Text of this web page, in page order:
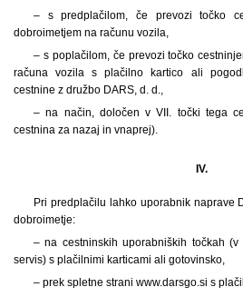
– s predplačilom, če prevozi točko
dobroimetjem na računu vozila,
– s poplačilom, če prevozi točko
računa vozila s plačilno kartico ali
cestnine z družbo DARS, d. d.,
– na način, določen v VII. točki tega
cestnina za nazaj in vnaprej).
IV.
Pri predplačilu lahko uporabnik naprave
dobroimetje:
– na cestninskih uporabniških točkah
servis) s plačilnimi karticami ali gotovinsko,
– prek spletne strani www.darsgo.si s